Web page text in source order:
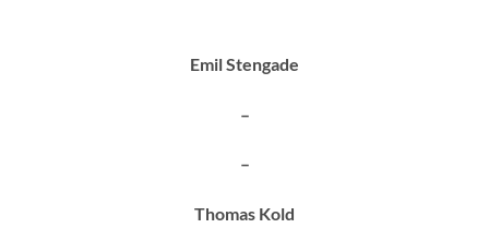
Emil Stengade
–
–
Thomas Kold